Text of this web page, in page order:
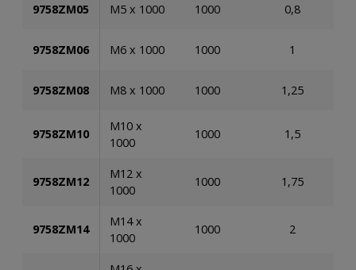
9758ZM05 M5 x 1000 1000 0,8
9758ZM06 M6 x 1000 1000 1
9758ZM08 M8 x 1000 1000 1,25
9758ZM10
M10 x
1000
1000 1,5
9758ZM12
M12 x
1000
1000 1,75
9758ZM14
M14 x
1000
1000 2